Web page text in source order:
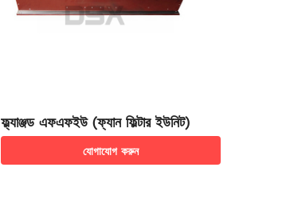
ফ্ল্যাঞ্জড এফএফইউ (ফ্যান ফিল্টার ইউনিট)
যোগাযোগ করুন